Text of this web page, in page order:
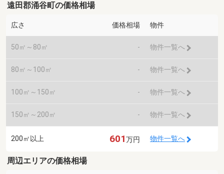
遠田郡涌谷町の価格相場
広さ 価格相場 物件
50㎡～80㎡ - 物件一覧へ
80㎡～100㎡ - 物件一覧へ
100㎡～150㎡ - 物件一覧へ
150㎡～200㎡ - 物件一覧へ
200㎡以上 601万円 物件一覧へ
周辺エリアの価格相場